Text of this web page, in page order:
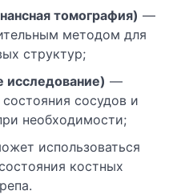
томография) —
методом для
структур;
исследование) —
сосудов и
необходимости;
использоваться
костных